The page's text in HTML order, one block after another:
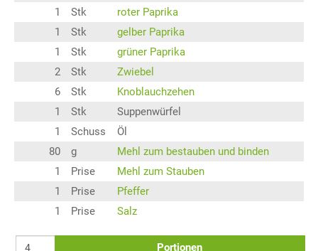
1
Stk
roter Paprika
1
Stk
gelber Paprika
1
Stk
grüner Paprika
2
Stk
Zwiebel
6
Stk
Knoblauchzehen
1
Stk
Suppenwürfel
1
Schuss
Öl
80
g
Mehl zum bestauben und binden
1
Prise
Mehl zum Stauben
1
Prise
Pfeffer
1
Prise Salz
Portionen